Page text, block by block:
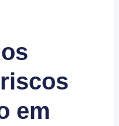
em